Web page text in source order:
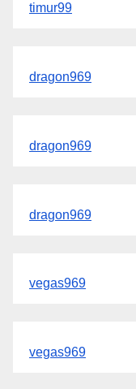
timur99
dragon969
dragon969
dragon969
vegas969
vegas969